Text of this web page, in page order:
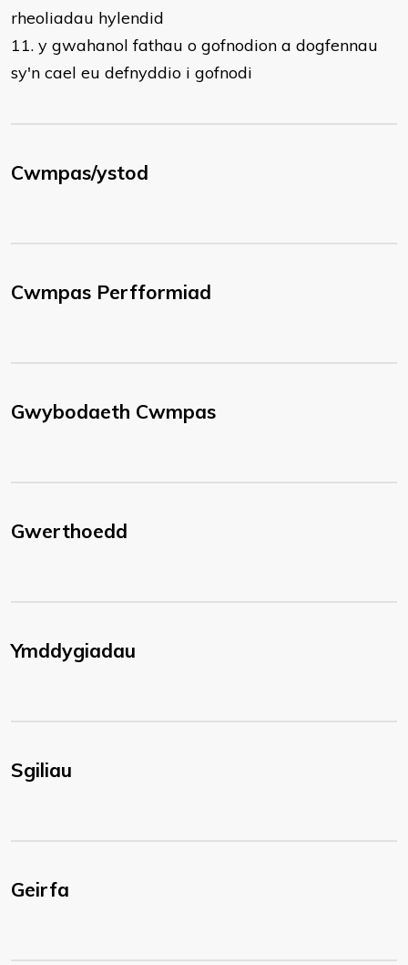
rheoliadau hylendid
11. y gwahanol fathau o gofnodion a dogfennau
sy'n cael eu defnyddio i gofnodi
Cwmpas/ystod
Cwmpas Perfformiad
Gwybodaeth Cwmpas
Gwerthoedd
Ymddygiadau
Sgiliau
Geirfa